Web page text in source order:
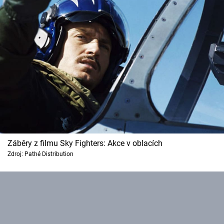
Záběry z filmu Sky Fighters: Akce v oblacích
Zdroj: Pathé Distribution